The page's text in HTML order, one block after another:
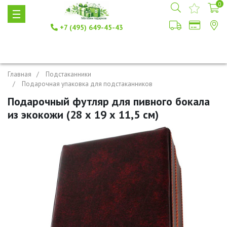
+7 (495) 649-45-43
0
Главная
Подстаканники
Подарочная упаковка для подстаканников
Подарочный футляр для пивного бокала
из экокожи (28 х 19 х 11,5 см)